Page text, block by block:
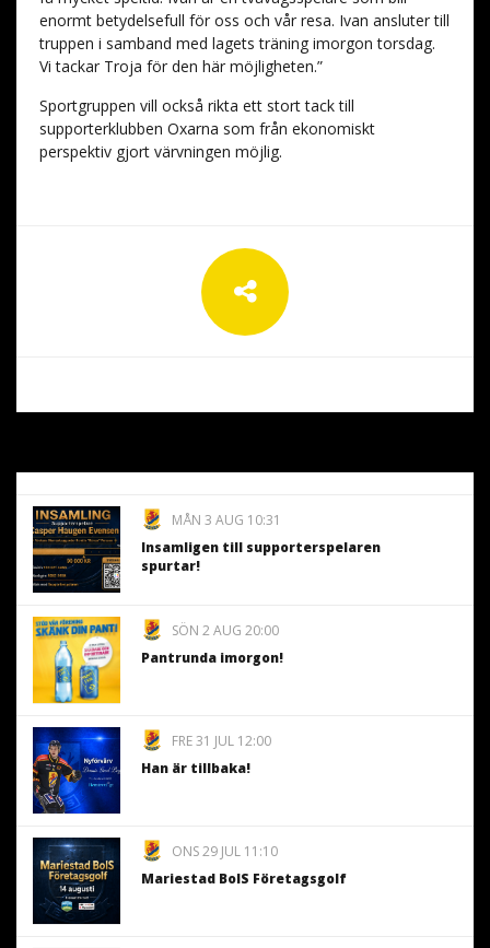
enormt betydelsefull för oss och vår resa. Ivan ansluter till
truppen i samband med lagets träning imorgon torsdag.
Vi tackar Troja för den här möjligheten.”
Sportgruppen vill också rikta ett stort tack till
supporterklubben Oxarna som från ekonomiskt
perspektiv gjort värvningen möjlig.
MÅN 3 AUG 10:31
Insamligen till supporterspelaren
spurtar!
SÖN 2 AUG 20:00
Pantrunda imorgon!
FRE 31 JUL 12:00
Han är tillbaka!
ONS 29 JUL 11:10
Mariestad BoIS Företagsgolf